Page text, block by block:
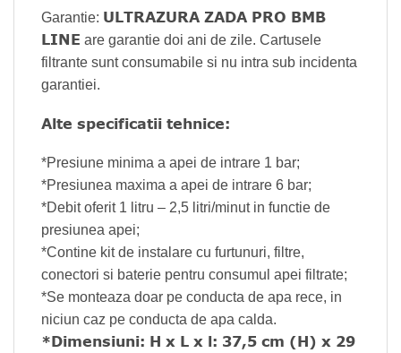
Garantie: ULTRAZURA ZADA PRO BMB
LINE are garantie doi ani de zile. Cartusele
filtrante sunt consumabile si nu intra sub incidenta
garantiei.
Alte specificatii tehnice:
*Presiune minima a apei de intrare 1 bar;
*Presiunea maxima a apei de intrare 6 bar;
*Debit oferit 1 litru – 2,5 litri/minut in functie de
presiunea apei;
*Contine kit de instalare cu furtunuri, filtre,
conectori si baterie pentru consumul apei filtrate;
*Se monteaza doar pe conducta de apa rece, in
niciun caz pe conducta de apa calda.
*Dimensiuni: H x L x l: 37,5 cm (H) x 29